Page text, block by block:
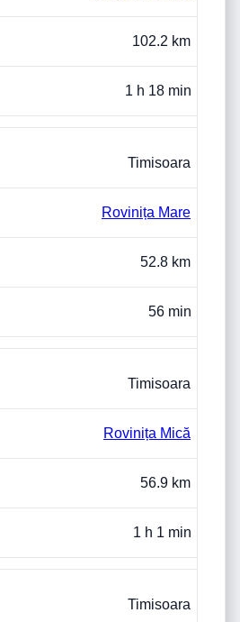
102.2 km
1 h 18 min
Timisoara
Rovinița Mare
52.8 km
56 min
Timisoara
Rovinița Mică
56.9 km
1 h 1 min
Timisoara